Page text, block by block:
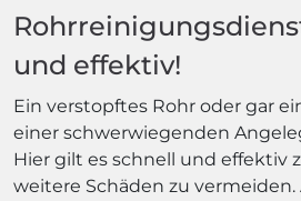
und effektiv!
Ein verstopftes Rohr oder gar
einer schwerwiegenden
Hier gilt es schnell und effektiv
weitere Schäden zu vermeiden.